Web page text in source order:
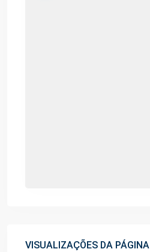
VISUALIZAÇÕES DA PÁGINA